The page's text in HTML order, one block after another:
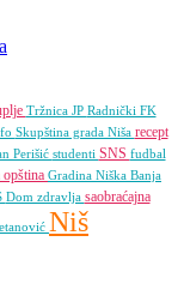
Tržnica JP Radnički FK
Skupština grada Niša recept
Perišić studenti SNS fudbal
opština Gradina Niška Banja
Dom zdravlja saobraćajna
Niš